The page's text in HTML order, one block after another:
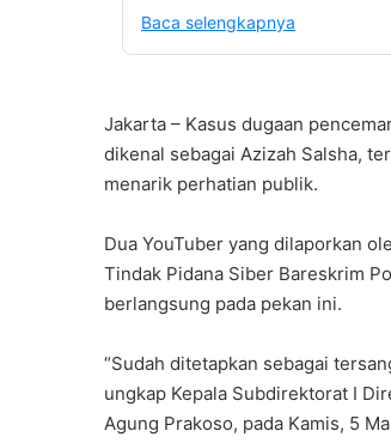
Baca selengkapnya
Jakarta – Kasus dugaan
dikenal sebagai Azizah Salsha,
menarik perhatian publik.
Dua YouTuber yang dilaporkan
Tindak Pidana Siber Bareskrim
berlangsung pada pekan ini.
“Sudah ditetapkan sebagai
ungkap Kepala Subdirektorat I
Agung Prakoso, pada Kamis, 5